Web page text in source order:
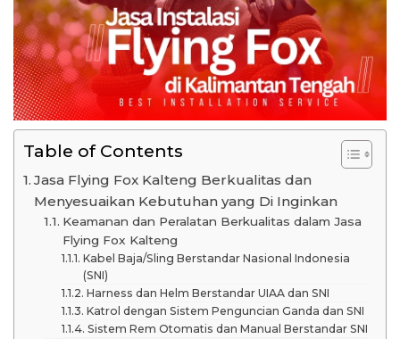
Table of Contents
Jasa Flying Fox Kalteng Berkualitas dan
Menyesuaikan Kebutuhan yang Di Inginkan
Keamanan dan Peralatan Berkualitas dalam Jasa
Flying Fox Kalteng
Kabel Baja/Sling Berstandar Nasional Indonesia
(SNI)
Harness dan Helm Berstandar UIAA dan SNI
Katrol dengan Sistem Penguncian Ganda dan SNI
Sistem Rem Otomatis dan Manual Berstandar SNI